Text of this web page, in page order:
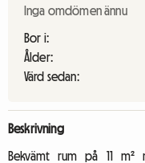
Inga omdömen ännu
Bor i:
Ålder:
Värd sedan:
Beskrivning
Bekvämt rum på 11 m²